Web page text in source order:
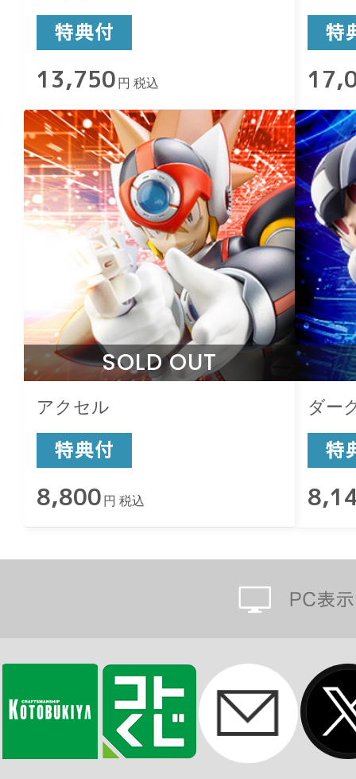
13,750 円 税込
SOLD OUT
アクセル
8,800 円 税込
ダー